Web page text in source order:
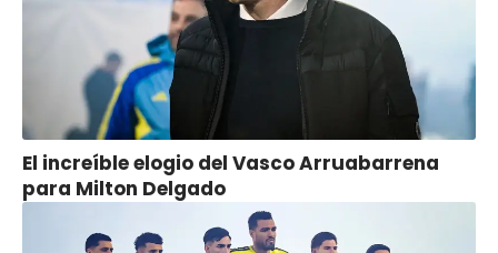
El increíble elogio del Vasco Arruabarrena
para Milton Delgado